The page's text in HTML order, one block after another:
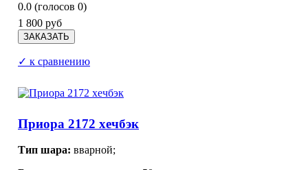
0.0 (голосов 0)
1 800 руб
✓ к сравнению
Приора 2172 хечбэк
Тип шара: вварной;